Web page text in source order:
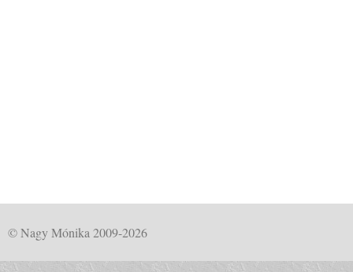
© Nagy Mónika 2009-2026